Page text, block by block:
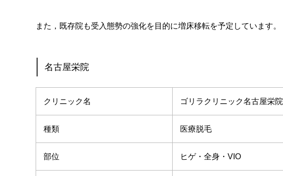
また，既存院も受入態勢の強化を目的に増床移転を予定しています。
名古屋栄院
クリニック名 ゴリラクリニック名古屋栄院
種類 医療脱毛
部位 ヒゲ・全身・VIO